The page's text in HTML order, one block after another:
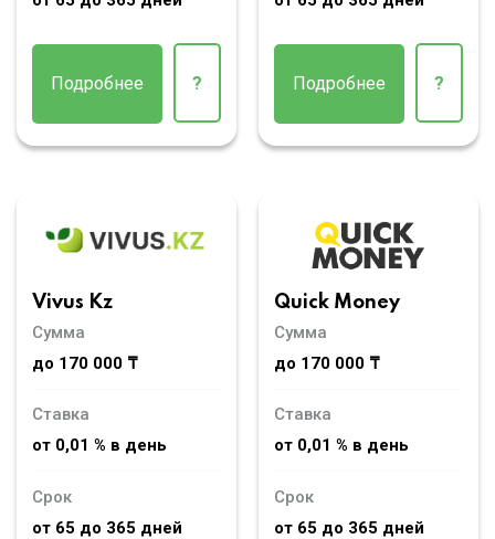
Подробнее ? Подробнее ?
Vivus Kz
Сумма
до 170 000 ₸
Ставка
от 0,01 % в день
Срок
от 65 до 365 дней
Quick Money
Сумма
до 170 000 ₸
Ставка
от 0,01 % в день
Срок
от 65 до 365 дней